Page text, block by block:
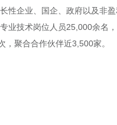
性企业、国企、政府以及非
业技术岗位人员25,000余名
，聚合合作伙伴近3,500家。